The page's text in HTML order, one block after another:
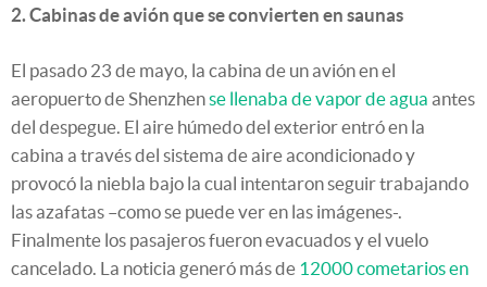
2. Cabinas de avión que se convierten en saunas
El pasado 23 de mayo, la cabina de un avión en el
aeropuerto de Shenzhense llenaba de vapor de agua antes
del despegue. El aire húmedo del exterior entró en la
cabina a través del sistema de aire acondicionado y
provocó la niebla bajo la cual intentaron seguir trabajando
las azafatas –como se puede ver en las imágenes-.
Finalmente los pasajeros fueron evacuados y el vuelo
cancelado. La noticia generó más de 12000 cometarios en